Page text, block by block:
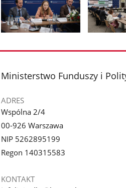
galerii.
galerii.
stopka
Ministerstwo Funduszy i
ADRES
Wspólna 2/4
00-926 Warszawa
NIP 5262895199
Regon 140315583
KONTAKT